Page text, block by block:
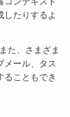
したりするよ
また、さまざま
メール、タス
ることもでき